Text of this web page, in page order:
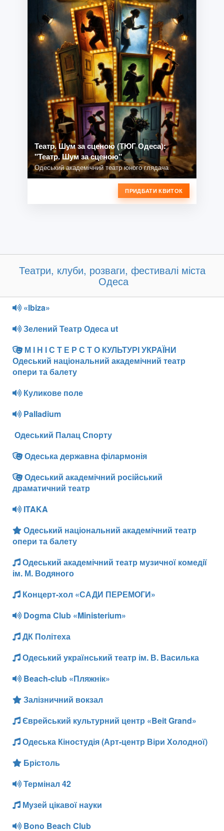
Театр. Шум за сценою (ТЮГ Одеса):
"Театр. Шум за сценою"
Одеський академічний театр юного глядача
ПРИДБАТИ КВИТОК
Театри, клуби, розваги, фестивалі міста
Одеса
«Ibiza»
Зелений Театр Одеса ut
М І Н І С Т Е Р С Т О КУЛЬТУРІ УКРАЇНИ
Одеський національний академічний театр
опери та балету
Куликове поле
Palladium
Одеський Палац Спорту
Одеська державна філармонія
Одеський академічний російський
драматичний театр
ITAKA
Одеський національний академічний театр
опери та балету
Одеський академічний театр музичної комедії
ім. М. Водяного
Концерт-хол «САДИ ПЕРЕМОГИ»
Dogma Club «Ministerium»
ДК Політеха
Одеський український театр ім. В. Василька
Beach-club «Пляжнік»
Залізничний вокзал
Єврейський культурний центр «Beit Grand»
Одеська Кіностудія (Арт-центр Віри Холодної)
Брістоль
Термінал 42
Музей цікавої науки
Bono Beach Club